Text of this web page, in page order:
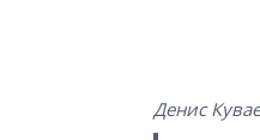
Денис